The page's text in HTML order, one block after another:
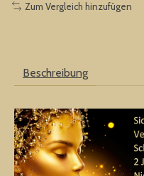
Zum Vergleich hinzufügen
Beschreibung